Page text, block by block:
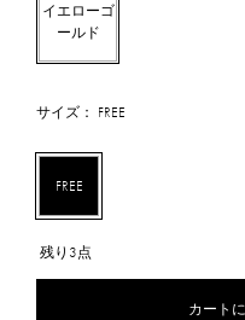
イエローゴ
ールド
サイズ： FREE
FREE
残り3点
カート